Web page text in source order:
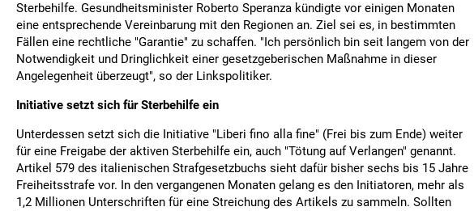
Sterbehilfe. Gesundheitsminister Roberto Speranza kündigte vor einigen Monaten
eine entsprechende Vereinbarung mit den Regionen an. Ziel sei es, in bestimmten
Fällen eine rechtliche "Garantie" zu schaffen. "Ich persönlich bin seit langem von der
Notwendigkeit und Dringlichkeit einer gesetzgeberischen Maßnahme in dieser
Angelegenheit überzeugt", so der Linkspolitiker.
Initiative setzt sich für Sterbehilfe ein
Unterdessen setzt sich die Initiative "Liberi fino alla fine" (Frei bis zum Ende) weiter
für eine Freigabe der aktiven Sterbehilfe ein, auch "Tötung auf Verlangen" genannt.
Artikel 579 des italienischen Strafgesetzbuchs sieht dafür bisher sechs bis 15 Jahre
Freiheitsstrafe vor. In den vergangenen Monaten gelang es den Initiatoren, mehr als
1,2 Millionen Unterschriften für eine Streichung des Artikels zu sammeln. Sollten